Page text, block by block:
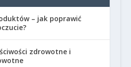
– jak poprawić
zdrowotne i